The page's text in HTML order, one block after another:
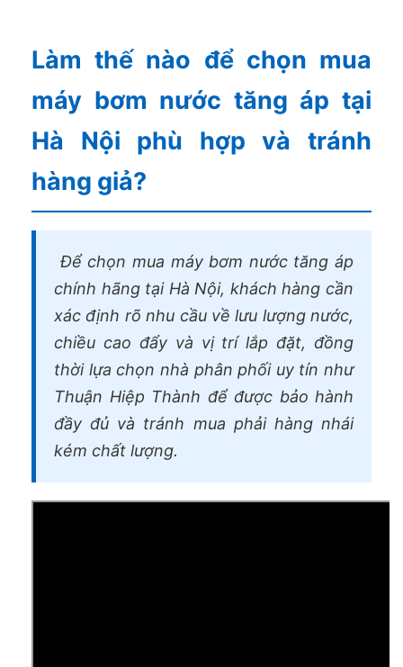
Làm thế nào để chọn mua
máy bơm nước tăng áp tại
Hà Nội phù hợp và tránh
hàng giả?
Để chọn mua máy bơm nước tăng áp
chính hãng tại Hà Nội, khách hàng cần
xác định rõ nhu cầu về lưu lượng nước,
chiều cao đẩy và vị trí lắp đặt, đồng
thời lựa chọn nhà phân phối uy tín như
Thuận Hiệp Thành để được bảo hành
đầy đủ và tránh mua phải hàng nhái
kém chất lượng.